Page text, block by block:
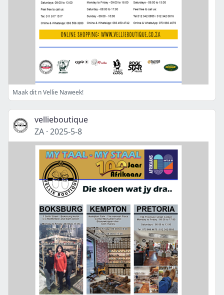
Maak dit n Vellie Naweek!
vellieboutique
ZA · 2025-5-8